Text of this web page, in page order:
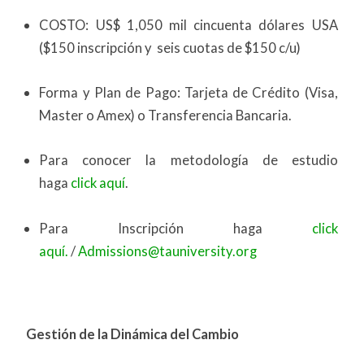
COSTO: US$ 1,050 mil cincuenta dólares USA
($150 inscripción y seis cuotas de $150 c/u)
Forma y Plan de Pago: Tarjeta de Crédito (Visa,
Master o Amex) o Transferencia Bancaria.
Para conocer la metodología de estudio
haga click aquí.
Para Inscripción haga click
aquí. /Admissions@tauniversity.org
Gestión de la Dinámica del Cambio